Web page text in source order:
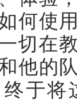
何使
切在
他的
于将